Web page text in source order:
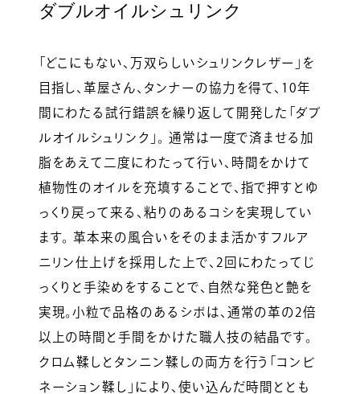
ダブルオイルシュリンク
「どこにもない、万双らしいシュリンクレザー」を
目指し、革屋さん、タンナーの協力を得て、10年
間にわたる試行錯誤を繰り返して開発した「ダブ
ルオイルシュリンク」。 通常は一度で済ませる加
脂をあえて二度にわたって行い、時間をかけて
植物性のオイルを充填することで、指で押すとゆ
っくり戻って来る、粘りのあるコシを実現してい
ます。 革本来の風合いをそのまま活かすフルア
ニリン仕上げを採用した上で、2回にわたってじ
っくりと手染めをすることで、自然な発色と艶を
実現。小粒で品格のあるシボは、通常の革の2倍
以上の時間と手間をかけた職人技の結晶です。
クロム鞣しとタンニン鞣しの両方を行う「コンビ
ネーション鞣し」により、使い込んだ時間ととも